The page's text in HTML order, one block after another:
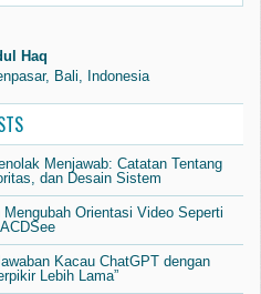
Haq
Bali, Indonesia
Menjawab: Catatan Tentang
dan Desain Sistem
Mengubah Orientasi Video Seperti
Kacau ChatGPT dengan
Lebih Lama”